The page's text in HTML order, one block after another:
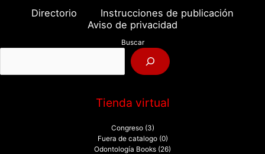
o
:
Directorio
Instrucciones de publicación
Aviso de privacidad
Buscar
Tienda virtual
Congreso (3)
Fuera de catalogo (0)
Odontología Books (26)